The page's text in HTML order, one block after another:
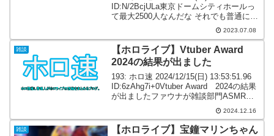
ID:N/2BcjULa東京ドームシティホールっ
て最大2500人なんだな それでも普通に見
れば大きい箱だろうけど709: ホロ速2023.07.08
雑談
【ホロライブ】Vtuber Award
2024の結果が出ました
193: ホロ速 2024/12/15(日) 13:53:51.96
ID:6zAhg7i+0Vtuber Award 2024の結果
が出ましたファウナが雑談部門ASMR部
門のダブル受賞ラオーラがお絵描き部門
受賞星待すいせいが音楽部門受賞ジ...
2024.12.16
雑談
【ホロライブ】宝鐘マリンちゃん